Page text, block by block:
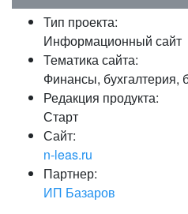
Забыли
Тип проекта:
Информационный сайт
Тематика сайта:
Финансы, бухгалтерия,
Редакция продукта:
Старт
Сайт:
n-leas.ru
Партнер:
ИП Базаров